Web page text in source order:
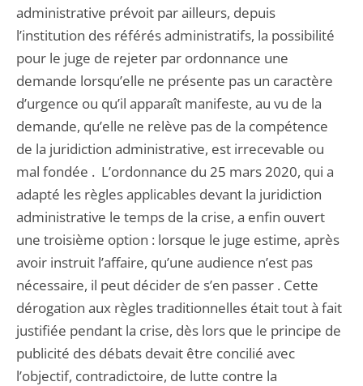
administrative prévoit par ailleurs, depuis
l’institution des référés administratifs, la possibilité
pour le juge de rejeter par ordonnance une
demande lorsqu’elle ne présente pas un caractère
d’urgence ou qu’il apparaît manifeste, au vu de la
demande, qu’elle ne relève pas de la compétence
de la juridiction administrative, est irrecevable ou
mal fondée . L’ordonnance du 25 mars 2020, qui a
adapté les règles applicables devant la juridiction
administrative le temps de la crise, a enfin ouvert
une troisième option : lorsque le juge estime, après
avoir instruit l’affaire, qu’une audience n’est pas
nécessaire, il peut décider de s’en passer . Cette
dérogation aux règles traditionnelles était tout à fait
justifiée pendant la crise, dès lors que le principe de
publicité des débats devait être concilié avec
l’objectif, contradictoire, de lutte contre la